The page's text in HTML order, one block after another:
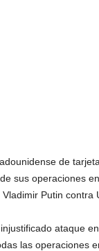
de
sus operaciones
Putin contra
injustificado ataque
las operaciones